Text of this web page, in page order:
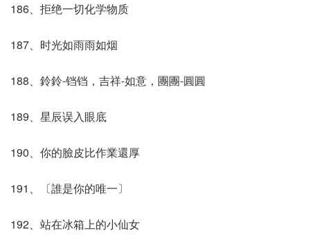
186、拒绝一切化学物质
187、时光如雨雨如烟
188、鈴鈴-铛铛，吉祥-如意，團團-圓圓
189、星辰误入眼底
190、你的臉皮比作業還厚
191、〔誰是你的唯一〕
192、站在冰箱上的小仙女